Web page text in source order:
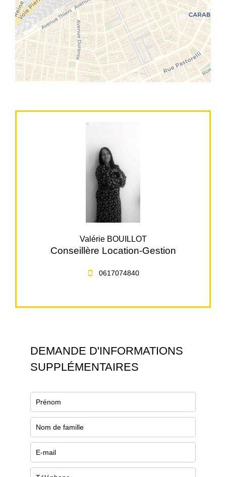
Valérie BOUILLOT
Conseillère Location-Gestion
0617074840
DEMANDE D'INFORMATIONS
SUPPLÉMENTAIRES